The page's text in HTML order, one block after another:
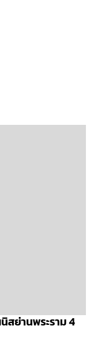
ย่านพระราม 4